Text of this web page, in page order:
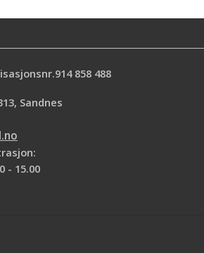
858 488
Sandnes
- 15.00